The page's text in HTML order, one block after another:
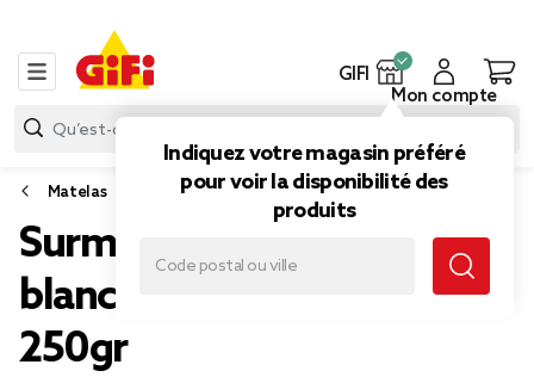
GIFI
Indiquez votre magasin préféré
pour voir la disponibilité des
produits
Mon compte
Matelas
Surmatelas anti-acariens
blanc 160x200xÉp3cm
250gr